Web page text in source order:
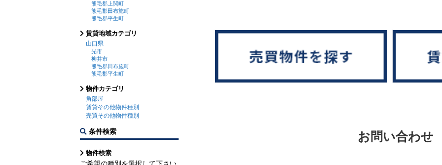
お問い合わせ
熊毛郡上関町
熊毛郡田布施町
熊毛郡平生町
賃貸地域カテゴリ
山口県
光市
柳井市
熊毛郡田布施町
熊毛郡平生町
物件カテゴリ
角部屋
賃貸その他物件種別
売買その他物件種別
条件検索
物件検索